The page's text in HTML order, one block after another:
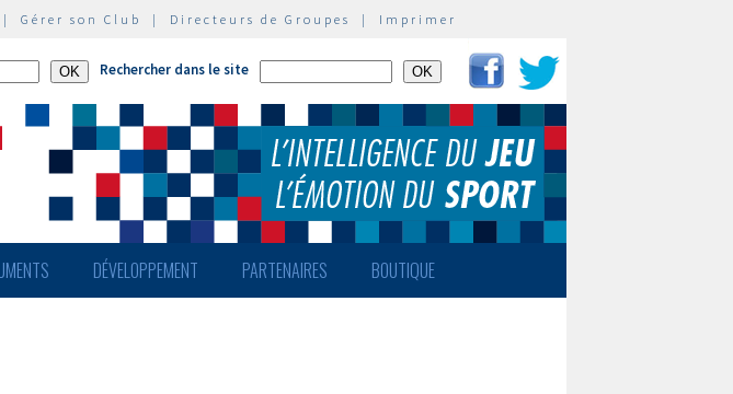
| Gérer son Club | Directeurs de Groupes | Imprimer
Rechercher dans le site
DÉVELOPPEMENT PARTENAIRES BOUTIQUE